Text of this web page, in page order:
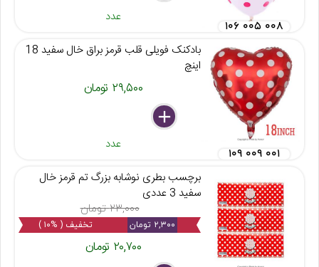
عدد
۱۰۶ ۰۰۵ ۰۰۸
بادکنک فویلی قلب قرمز براق خال سفید 18
اینچ
۲۹,۵۰۰ تومان
delete
remove
add
عدد
۱۰۹ ۰۰۹ ۰۰۱
برچسب بطری نوشابه بزرگ تم قرمز خال
سفید 3 عددی
۲۳,۰۰۰ تومان
۲,۳۰۰ تومان تخفیف ( %۱۰ )
۲۰,۷۰۰ تومان